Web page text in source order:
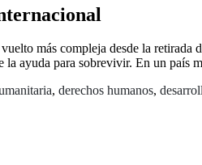
más compleja desde la
ayuda para sobrevivir. En un país
, derechos humanos,